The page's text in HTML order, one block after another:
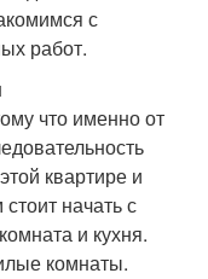
с
работ.
что именно от
квартире и
начать с
и кухня.
комнаты.